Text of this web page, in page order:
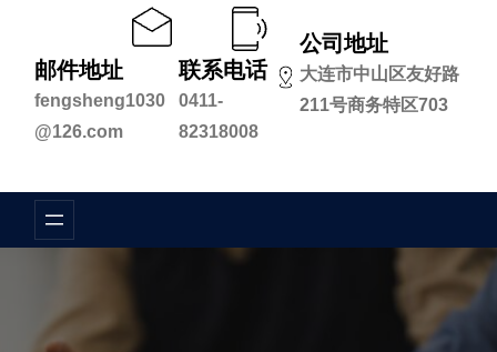
邮件地址
fengsheng1030
@126.com
联系电话
0411-
82318008
公司地址
大连市中山区友好路
211号商务特区703